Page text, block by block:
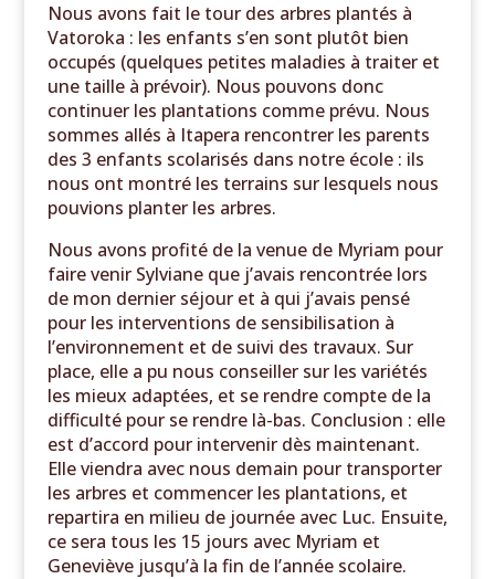
Nous avons fait le tour des arbres plantés à
Vatoroka : les enfants s’en sont plutôt bien
occupés (quelques petites maladies à traiter et
une taille à prévoir). Nous pouvons donc
continuer les plantations comme prévu. Nous
sommes allés à Itapera rencontrer les parents
des 3 enfants scolarisés dans notre école : ils
nous ont montré les terrains sur lesquels nous
pouvions planter les arbres.
Nous avons profité de la venue de Myriam pour
faire venir Sylviane que j’avais rencontrée lors
de mon dernier séjour et à qui j’avais pensé
pour les interventions de sensibilisation à
l’environnement et de suivi des travaux. Sur
place, elle a pu nous conseiller sur les variétés
les mieux adaptées, et se rendre compte de la
difficulté pour se rendre là-bas. Conclusion : elle
est d’accord pour intervenir dès maintenant.
Elle viendra avec nous demain pour transporter
les arbres et commencer les plantations, et
repartira en milieu de journée avec Luc. Ensuite,
ce sera tous les 15 jours avec Myriam et
Geneviève jusqu’à la fin de l’année scolaire.